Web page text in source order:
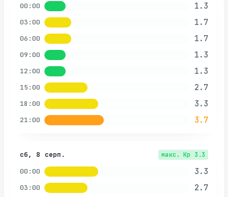
00:00 1.3
03:00 1.7
06:00 1.7
09:00 1.3
12:00 1.3
15:00 2.7
18:00 3.3
21:00 3.7
сб, 8 серп. макс. Kp 3.3
00:00 3.3
03:00 2.7